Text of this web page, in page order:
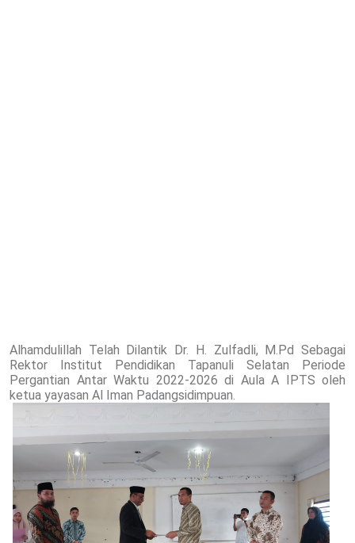
Alhamdulillah Telah Dilantik Dr. H. Zulfadli, M.Pd Sebagai
Rektor Institut Pendidikan Tapanuli Selatan Periode
Pergantian Antar Waktu 2022-2026 di Aula A IPTS oleh
ketua yayasan Al Iman Padangsidimpuan.